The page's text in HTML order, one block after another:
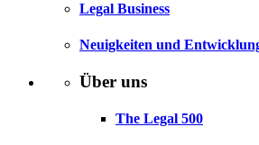
Legal Business
Neuigkeiten und
Über uns
The Legal 500